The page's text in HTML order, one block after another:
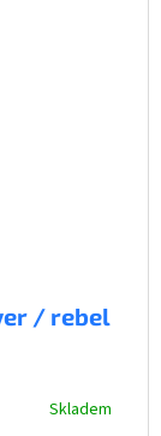
/ rebel
Skladem